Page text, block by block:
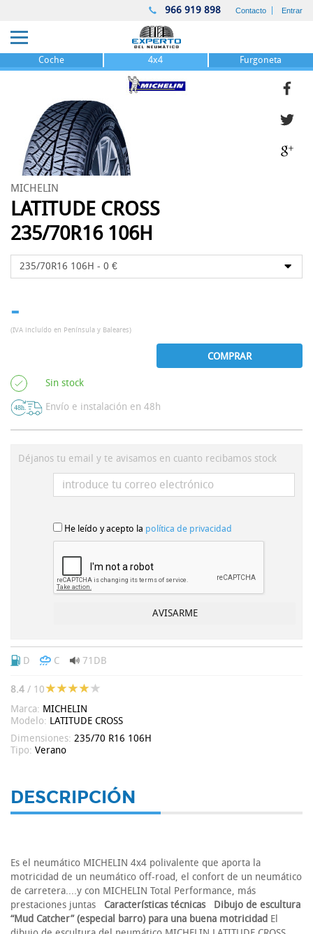
966 919 898 Contacto Entrar
Coche 4x4 Furgoneta
MICHELIN
LATITUDE CROSS
235/70R16 106H
-
(IVA incluído en Península y Baleares)
COMPRAR
Sin stock
Envío e instalación en 48h
Déjanos tu email y te avisamos en cuanto recibamos stock
He leído y acepto la política de privacidad
D C 71DB
8.4 / 10
Marca: MICHELIN
Modelo: LATITUDE CROSS
Dimensiones: 235/70 R16 106H
Tipo: Verano
DESCRIPCIÓN
Es el neumático MICHELIN 4x4 polivalente que aporta la
motricidad de un neumático off-road, el confort de un neumático
de carretera....y con MICHELIN Total Performance, más
prestaciones juntas Características técnicas
Dibujo de escultura
“Mud Catcher” (especial barro) para una buena motricidad El